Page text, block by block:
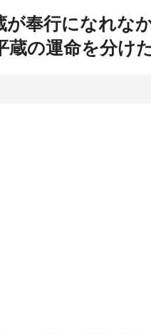
が奉行になれな
の運命を分けた